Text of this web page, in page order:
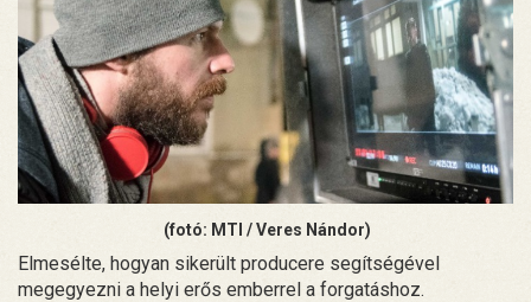
(fotó: MTI / Veres Nándor)
Elmesélte, hogyan sikerült producere segítségével
megegyezni a helyi erős emberrel a forgatáshoz.